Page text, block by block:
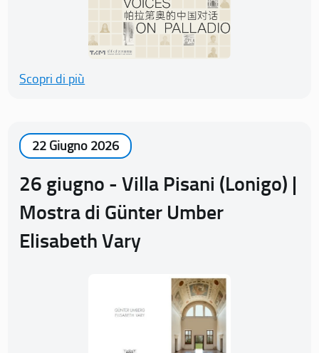
Scopri di più
22 Giugno 2026
26 giugno - Villa Pisani (Lonigo) |
Mostra di Günter Umber
Elisabeth Vary